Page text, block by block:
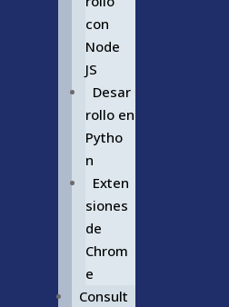
con
Node
JS
Desar
rollo en
Pytho
n
Exten
siones
de
Chrom
e
Consult